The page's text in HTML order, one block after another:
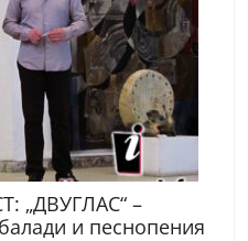
„ДВУГЛАС“ –
и песнопения